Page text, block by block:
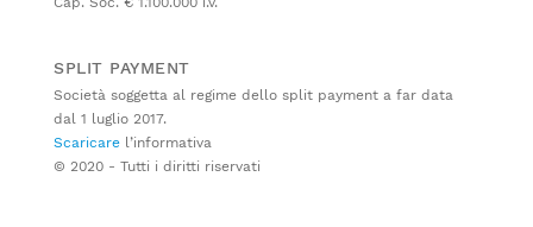
SPLIT PAYMENT
Società soggetta al regime dello split payment a far data
dal 1 luglio 2017.
Scaricare l’informativa
© 2020 - Tutti i diritti riservati